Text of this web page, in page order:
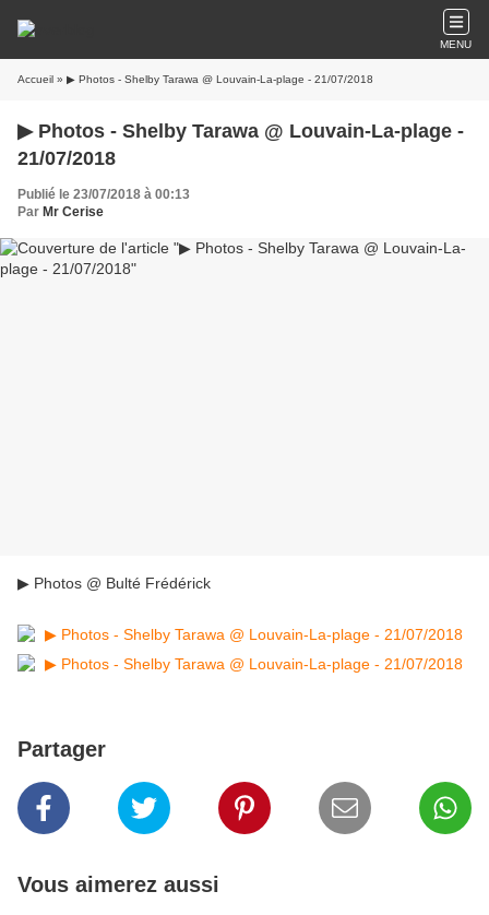
MENU
Accueil » ▶ Photos - Shelby Tarawa @ Louvain-La-plage - 21/07/2018
▶ Photos - Shelby Tarawa @ Louvain-La-plage -
21/07/2018
Publié le 23/07/2018 à 00:13
Par Mr Cerise
▶ Photos @ Bulté Frédérick
Partager
Vous aimerez aussi